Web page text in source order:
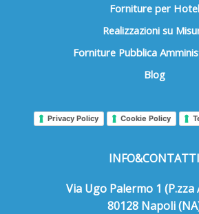
Forniture per Hotel
Realizzazioni su
Forniture Pubblica
Blog
Privacy Policy Cookie Policy
INFO&CONTATTI
Via Ugo Palermo 1 (P.zza
80128 Napoli